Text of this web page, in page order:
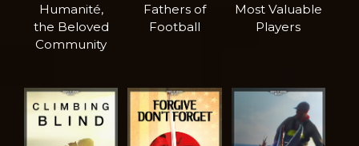
Humanité,
the Beloved
Community
Fathers of
Football
Most Valuable
Players